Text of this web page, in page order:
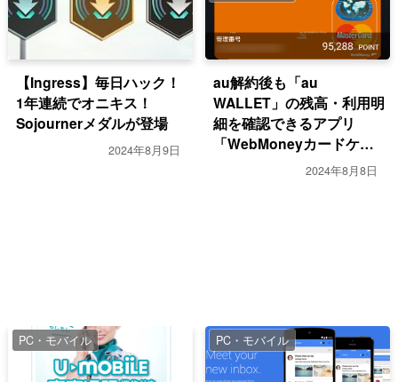
【Ingress】毎日ハック！
1年連続でオニキス！
Sojournerメダルが登場
2024年8月9日
au解約後も「au
WALLET」の残高・利用明
細を確認できるアプリ
「WebMoneyカードケー
2024年8月8日
PC・モバイル PC・モバイル